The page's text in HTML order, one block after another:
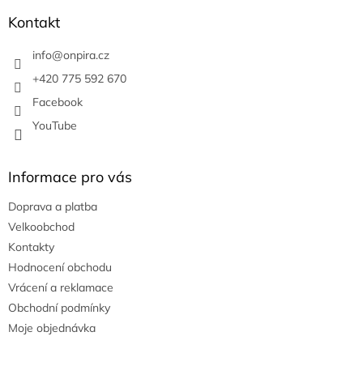
Kontakt
info@onpira.cz
+420 775 592 670
Facebook
YouTube
Informace pro vás
Doprava a platba
Velkoobchod
Kontakty
Hodnocení obchodu
Vrácení a reklamace
Obchodní podmínky
Moje objednávka